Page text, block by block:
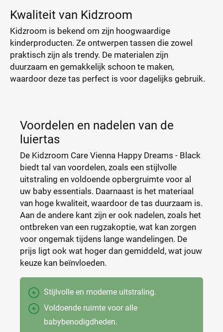
Kwaliteit van Kidzroom
Kidzroom is bekend om zijn hoogwaardige
kinderproducten. Ze ontwerpen tassen die zowel
praktisch zijn als trendy. De materialen zijn
duurzaam en gemakkelijk schoon te maken,
waardoor deze tas perfect is voor dagelijks gebruik.
Voordelen en nadelen van de
luiertas
De Kidzroom Care Vienna Happy Dreams - Black
biedt tal van voordelen, zoals een stijlvolle
uitstraling en voldoende opbergruimte voor al
uw baby essentials. Daarnaast is het materiaal
van hoge kwaliteit, waardoor de tas duurzaam is.
Aan de andere kant zijn er ook nadelen, zoals het
ontbreken van een rugzakoptie, wat kan zorgen
voor ongemak tijdens lange wandelingen. De
prijs ligt ook wat hoger dan gemiddeld, wat jouw
keuze kan beïnvloeden.
Stijlvolle en moderne uitstraling.
Voldoende ruimte voor alle
babybenodigdheden.